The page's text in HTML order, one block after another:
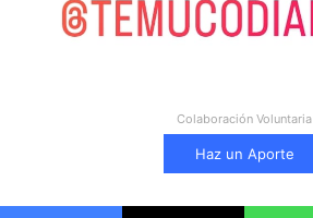
Colaboración Voluntaria
Haz un Aporte